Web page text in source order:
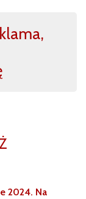
2024. Na